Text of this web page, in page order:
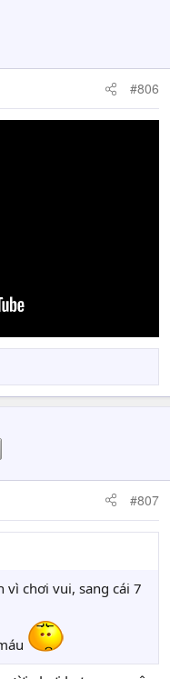
#806
#807
vì chơi vui, sang cái 7